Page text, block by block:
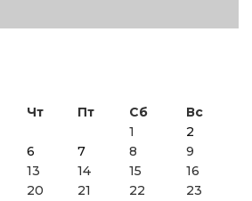
Чт Пт Сб
Вс
1
2
6 7 8
9
13 14 15
16
20 21 22
23